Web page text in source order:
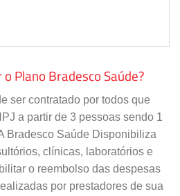
Plano Bradesco Saúde?
ser contratado por todos que
a partir de 3 pessoas sendo 1
Bradesco Saúde Disponibiliza
clínicas, laboratórios e
o reembolso das despesas
por prestadores de sua